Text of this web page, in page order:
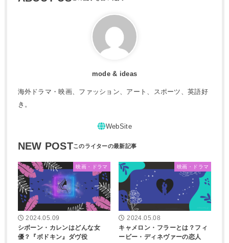
mode & ideas
海外ドラマ・映画、ファッション、アート、スポーツ、英語好
き。
NEW POST
映画・ドラマ
2024.05.09
シボーン・カレンはどんな女
優？『ボドキン』ダヴ役
映画・ドラマ
2024.05.08
キャメロン・フラーとは？フィ
ービー・ディネヴァーの恋人